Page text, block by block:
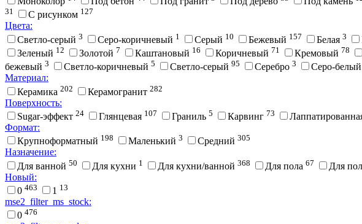
31 С рисунком 127
Цвета:
Cветло-серый 3 Cеро-коричневый 1 Cерый 10 Бежевый 157 Белая 3
Зеленый 12 Золотой 7 Каштановый 16 Коричневый 71 Кремовый 78
бежевый 3 Светло-коричневый 5 Светло-серый 95 Серебро 3 Серо-белый
Материал:
Керамика 202 Керамогранит 282
Поверхность:
Sugar-эффект 24 Глянцевая 107 Граниль 5 Карвинг 73
Формат:
Крупноформатный 198 Маленький 3 Средний 305
Назначение:
Для ванной 50 Для кухни 1 Для кухни/ванной 368 Для пола 67 Для
Новый:
0 463 1 13
mse2_filter_ms_stock:
0 476